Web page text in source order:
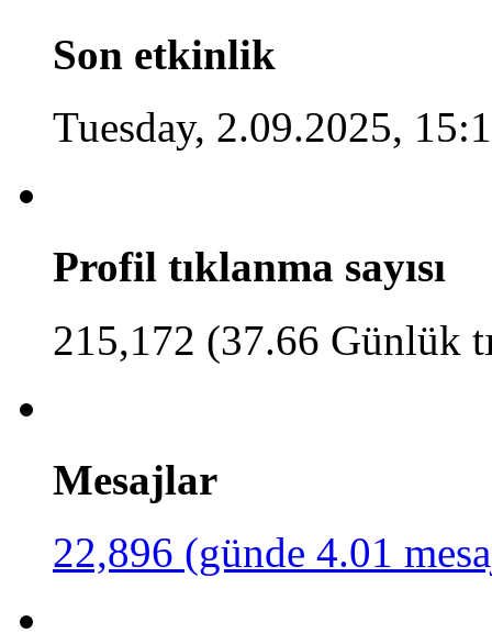
Son etkinlik
Tuesday, 2.09.2025,
Profil tıklanma sayısı
215,172 (37.66 Günlük
Mesajlar
22,896 (günde 4.01